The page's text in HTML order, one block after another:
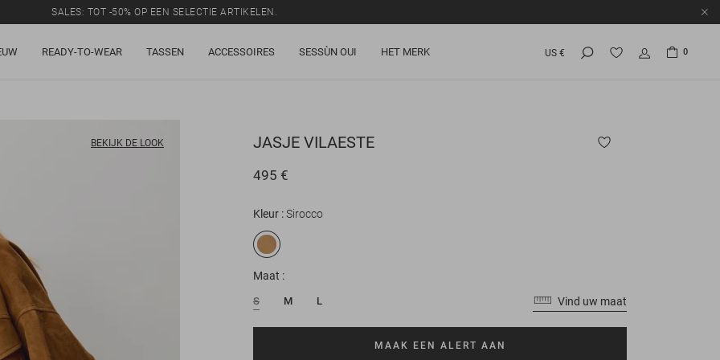
SALES: TOT -50% OP EEN SELECTIE ARTIKELEN.
READY-TO-WEAR TASSEN ACCESSOIRES SESSÙN OUI HET MERK US € 0
BEKIJK DE LOOK JASJE VILAESTE
495 €
Kleur Sirocco
Maat
S M L Vind uw maat
MAAK EEN ALERT AAN